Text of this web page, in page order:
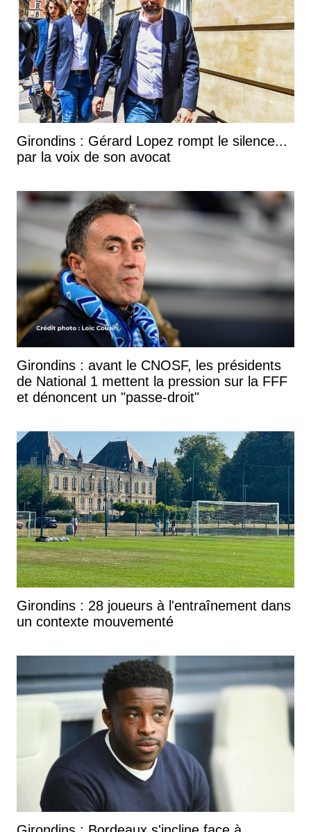
Girondins : Gérard Lopez rompt le silence...
par la voix de son avocat
Girondins : avant le CNOSF, les présidents
de National 1 mettent la pression sur la FFF
et dénoncent un "passe-droit"
Girondins : 28 joueurs à l'entraînement dans
un contexte mouvementé